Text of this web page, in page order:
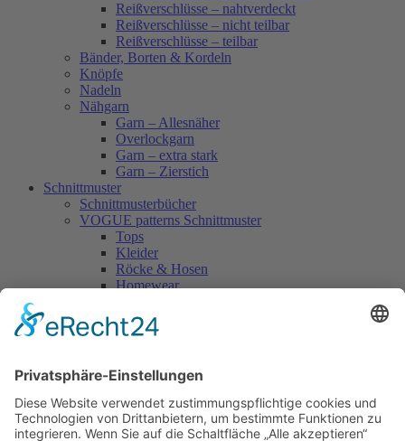
Reißverschlüsse – nahtverdeckt
Reißverschlüsse – nicht teilbar
Reißverschlüsse – teilbar
Bänder, Borten & Kordeln
Knöpfe
Nadeln
Nähgarn
Garn – Allesnäher
Overlockgarn
Garn – extra stark
Garn – Zierstich
Schnittmuster
Schnittmusterbücher
VOGUE patterns Schnittmuster
Tops
Kleider
Röcke & Hosen
Homewear
Vogue Vintage
Herren
Accessoires
Einzelschnittmuster Burda
Tops
Kleider
Röcke & Hosen